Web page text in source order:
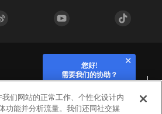
您好!
需要我们的协助？
们网站的正常工作、个性化设计内
功能并分析流量。我们还同社交媒